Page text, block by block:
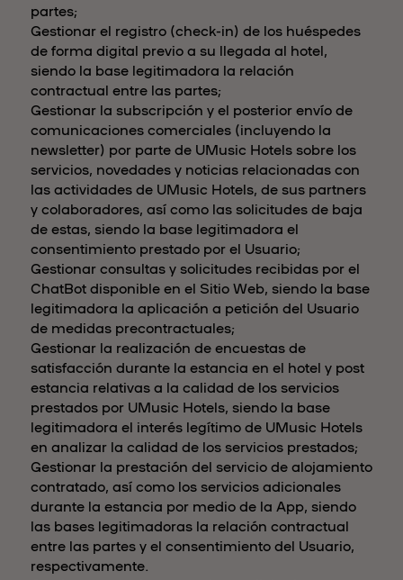
partes;
Gestionar el registro (check-in) de los huéspedes
de forma digital previo a su llegada al hotel,
siendo la base legitimadora la relación
contractual entre las partes;
Gestionar la subscripción y el posterior envío de
comunicaciones comerciales (incluyendo la
newsletter) por parte de UMusic Hotels sobre los
servicios, novedades y noticias relacionadas con
las actividades de UMusic Hotels, de sus partners
y colaboradores, así como las solicitudes de baja
de estas, siendo la base legitimadora el
consentimiento prestado por el Usuario;
Gestionar consultas y solicitudes recibidas por el
ChatBot disponible en el Sitio Web, siendo la base
legitimadora la aplicación a petición del Usuario
de medidas precontractuales;
Gestionar la realización de encuestas de
satisfacción durante la estancia en el hotel y post
estancia relativas a la calidad de los servicios
prestados por UMusic Hotels, siendo la base
legitimadora el interés legítimo de UMusic Hotels
en analizar la calidad de los servicios prestados;
Gestionar la prestación del servicio de alojamiento
contratado, así como los servicios adicionales
durante la estancia por medio de la App, siendo
las bases legitimadoras la relación contractual
entre las partes y el consentimiento del Usuario,
respectivamente.